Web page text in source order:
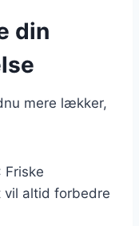
din
mere lækker,
Friske
vil altid forbedre